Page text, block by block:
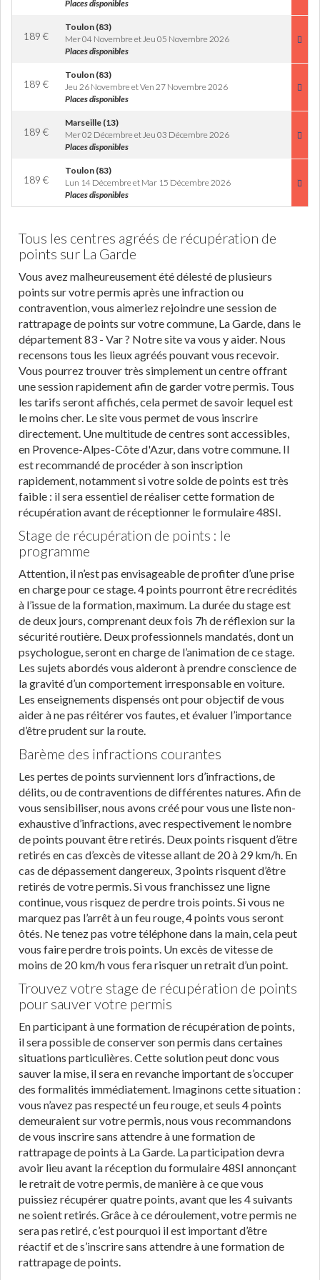
Places disponibles
189 €
Toulon (83)
Mer 04 Novembre et Jeu 05 Novembre 2026
Places disponibles
189 €
Toulon (83)
Jeu 26 Novembre et Ven 27 Novembre 2026
Places disponibles
189 €
Marseille (13)
Mer 02 Décembre et Jeu 03 Décembre 2026
Places disponibles
189 €
Toulon (83)
Lun 14 Décembre et Mar 15 Décembre 2026
Places disponibles
Tous les centres agréés de récupération de
points sur La Garde
Vous avez malheureusement été délesté de plusieurs
points sur votre permis après une infraction ou
contravention, vous aimeriez rejoindre une session de
rattrapage de points sur votre commune, La Garde, dans le
département 83 - Var ? Notre site va vous y aider. Nous
recensons tous les lieux agréés pouvant vous recevoir.
Vous pourrez trouver très simplement un centre offrant
une session rapidement afin de garder votre permis. Tous
les tarifs seront affichés, cela permet de savoir lequel est
le moins cher. Le site vous permet de vous inscrire
directement. Une multitude de centres sont accessibles,
en Provence-Alpes-Côte d'Azur, dans votre commune. Il
est recommandé de procéder à son inscription
rapidement, notamment si votre solde de points est très
faible : il sera essentiel de réaliser cette formation de
récupération avant de réceptionner le formulaire 48SI.
Stage de récupération de points : le
programme
Attention, il n’est pas envisageable de profiter d’une prise
en charge pour ce stage. 4 points pourront être recrédités
à l’issue de la formation, maximum. La durée du stage est
de deux jours, comprenant deux fois 7h de réflexion sur la
sécurité routière. Deux professionnels mandatés, dont un
psychologue, seront en charge de l’animation de ce stage.
Les sujets abordés vous aideront à prendre conscience de
la gravité d’un comportement irresponsable en voiture.
Les enseignements dispensés ont pour objectif de vous
aider à ne pas réitérer vos fautes, et évaluer l’importance
d’être prudent sur la route.
Barème des infractions courantes
Les pertes de points surviennent lors d’infractions, de
délits, ou de contraventions de différentes natures. Afin de
vous sensibiliser, nous avons créé pour vous une liste non-
exhaustive d’infractions, avec respectivement le nombre
de points pouvant être retirés. Deux points risquent d’être
retirés en cas d’excès de vitesse allant de 20 à 29 km/h. En
cas de dépassement dangereux, 3 points risquent d’être
retirés de votre permis. Si vous franchissez une ligne
continue, vous risquez de perdre trois points. Si vous ne
marquez pas l’arrêt à un feu rouge, 4 points vous seront
ôtés. Ne tenez pas votre téléphone dans la main, cela peut
vous faire perdre trois points. Un excès de vitesse de
moins de 20 km/h vous fera risquer un retrait d’un point.
Trouvez votre stage de récupération de points
pour sauver votre permis
En participant à une formation de récupération de points,
il sera possible de conserver son permis dans certaines
situations particulières. Cette solution peut donc vous
sauver la mise, il sera en revanche important de s’occuper
des formalités immédiatement. Imaginons cette situation :
vous n’avez pas respecté un feu rouge, et seuls 4 points
demeuraient sur votre permis, nous vous recommandons
de vous inscrire sans attendre à une formation de
rattrapage de points à La Garde. La participation devra
avoir lieu avant la réception du formulaire 48SI annonçant
le retrait de votre permis, de manière à ce que vous
puissiez récupérer quatre points, avant que les 4 suivants
ne soient retirés. Grâce à ce déroulement, votre permis ne
sera pas retiré, c’est pourquoi il est important d’être
réactif et de s’inscrire sans attendre à une formation de
rattrapage de points.